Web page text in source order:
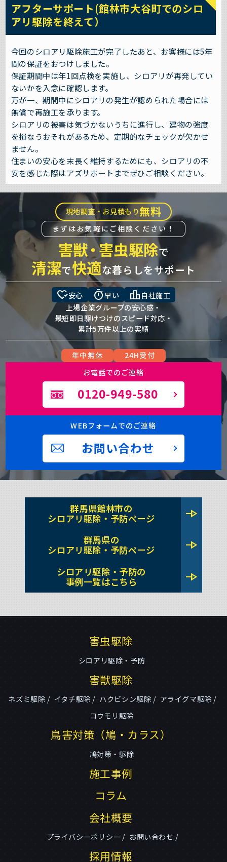
アフターサポート(館林市大谷町でのシロ
アリ駆除を終えて）
今回のシロアリ駆除施工が完了したあと、お客様には5年
間の保証をおつけしました。
保証期間中は年1回点検を実施し、シロアリが再発してい
ないかを入念に確認します。
万が一、期間中にシロアリの発生が認められた場合には
無償で再施工を承ります。
シロアリの被害は気づかないうちに進行し、建物の強度
を損なうおそれがあるため、定期的なチェックが欠かせ
ません。
住まいの安心を末長く維持するためにも、シロアリの不
安を感じた際はアズサポートまでぜひご相談ください。
現地調査・お見積もり無料
まずはお気軽にご相談ください！
害獣・害虫駆除で
清潔で快適な暮らしをサポート
heart_check安心 timer早い leaderboard 自社施工
上場企業グループの安心感・
最短即日駆けつけのスピード対応・
累計5万件以上の実績
年中無休
24H受付
お電話でのご連絡
0120-949-580
WEBフォームでのご連絡
お問い合わせ
群馬県館林市の
シロアリ駆除・予防ページ
line_end_arrow
群馬県の
シロアリ駆除・予防ページ
line_end_arrow
シロアリ駆除・予防の
事例一覧はこちら
line_end_arrow
害虫駆除
シロアリ駆除・予防
害獣駆除
ネズミ駆除 イタチ駆除 ハクビシン駆除
アライグマ駆除
コウモリ駆除
鳥害対策（鳩・カラス）
鳩対策・駆除
施工事例
コラム
会社概要
プライバシーポリシー お問い合わせ
採用情報